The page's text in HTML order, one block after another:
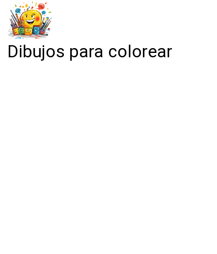
Dibujos para colorear